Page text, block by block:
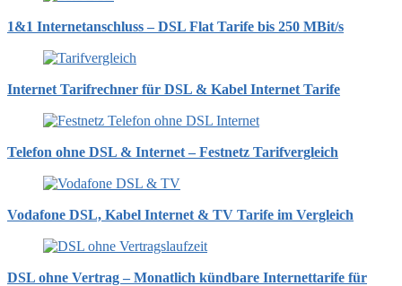
1&1 Internetanschluss – DSL Flat Tarife bis 250 MBit/s
Internet Tarifrechner für DSL & Kabel Internet Tarife
Telefon ohne DSL & Internet – Festnetz Tarifvergleich
Vodafone DSL, Kabel Internet & TV Tarife im Vergleich
DSL ohne Vertrag – Monatlich kündbare Internettarife für